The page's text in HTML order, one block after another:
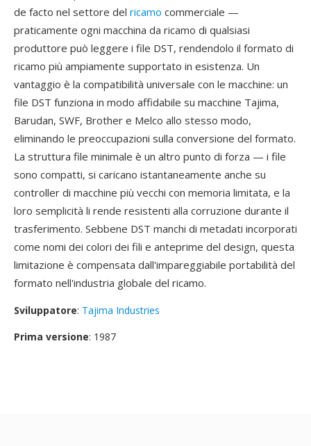
de facto nel settore del ricamo commerciale —
praticamente ogni macchina da ricamo di qualsiasi
produttore può leggere i file DST, rendendolo il formato di
ricamo più ampiamente supportato in esistenza. Un
vantaggio è la compatibilità universale con le macchine: un
file DST funziona in modo affidabile su macchine Tajima,
Barudan, SWF, Brother e Melco allo stesso modo,
eliminando le preoccupazioni sulla conversione del formato.
La struttura file minimale è un altro punto di forza — i file
sono compatti, si caricano istantaneamente anche su
controller di macchine più vecchi con memoria limitata, e la
loro semplicità li rende resistenti alla corruzione durante il
trasferimento. Sebbene DST manchi di metadati incorporati
come nomi dei colori dei fili e anteprime del design, questa
limitazione è compensata dall'impareggiabile portabilità del
formato nell'industria globale del ricamo.
Sviluppatore: Tajima Industries
Prima versione: 1987